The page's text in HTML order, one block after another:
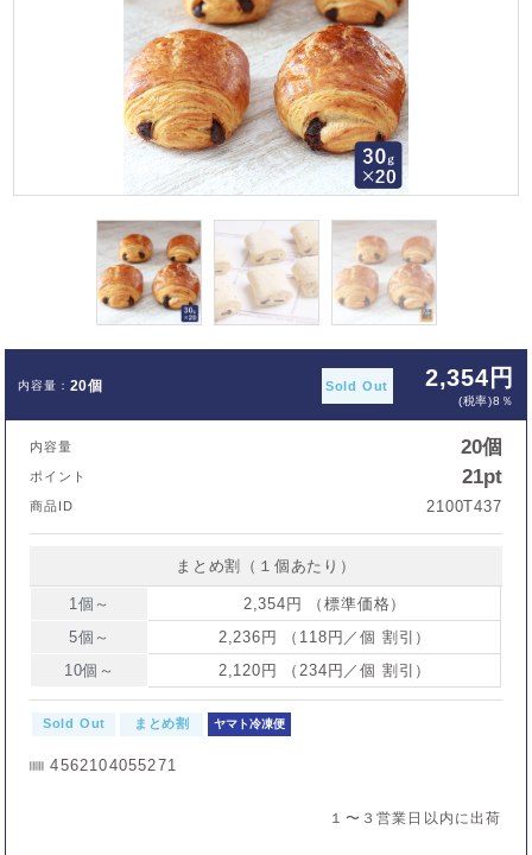
20個 Sold Out 2,354円
(税率)8％
内容量 20個
ポイント 21pt
商品ID 2100T437
まとめ割（１個あたり）
1個～
2,354円 （標準価格）
5個～
2,236円 （118円／個 割引）
10個～
2,120円 （234円／個 割引）
Sold Out まとめ割 ヤマト冷凍便
4562104055271
１〜３営業日以内に出荷